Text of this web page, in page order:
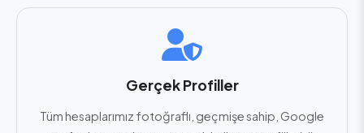
Gerçek Profiller
Tüm hesaplarımız fotoğraflı, geçmişe sahip, Google